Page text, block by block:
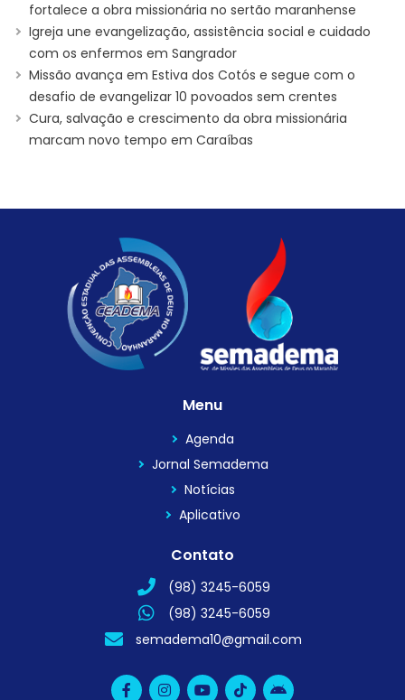
fortalece a obra missionária no sertão maranhense
Igreja une evangelização, assistência social e cuidado
com os enfermos em Sangrador
Missão avança em Estiva dos Cotós e segue com o
desafio de evangelizar 10 povoados sem crentes
Cura, salvação e crescimento da obra missionária
marcam novo tempo em Caraíbas
Menu
Agenda
Jornal Semadema
Notícias
Aplicativo
Contato
(98) 3245-6059
(98) 3245-6059
semadema10@gmail.com